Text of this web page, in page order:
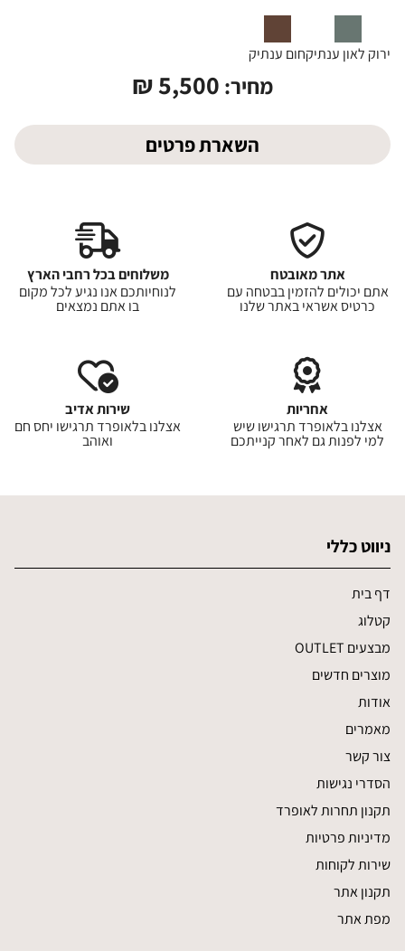
ירוק לאון ענתיקחום ענתיק
מחיר: 5,500
₪
השארת פרטים
אתר מאובטח
אתם יכולים להזמין בבטחה עם
כרטיס אשראי באתר שלנו
משלוחים בכל רחבי הארץ
לנוחיותכם אנו נגיע לכל מקום
בו אתם נמצאים
אחריות
אצלנו בלאופרד תרגישו שיש
למי לפנות גם לאחר קנייתכם
שירות אדיב
אצלנו בלאופרד תרגישו יחס חם
ואוהב
ניווט כללי
דף בית
קטלוג
מבצעים OUTLET
מוצרים חדשים
אודות
מאמרים
צור קשר
הסדרי נגישות
תקנון תחרות לאופרד
מדיניות פרטיות
שירות לקוחות
תקנון אתר
מפת אתר